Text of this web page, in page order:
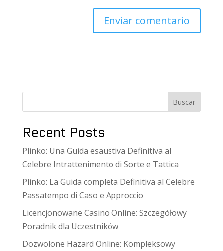
Buscar
Recent Posts
Plinko: Una Guida esaustiva Definitiva al
Celebre Intrattenimento di Sorte e Tattica
Plinko: La Guida completa Definitiva al Celebre
Passatempo di Caso e Approccio
Licencjonowane Casino Online: Szczegółowy
Poradnik dla Uczestników
Dozwolone Hazard Online: Kompleksowy